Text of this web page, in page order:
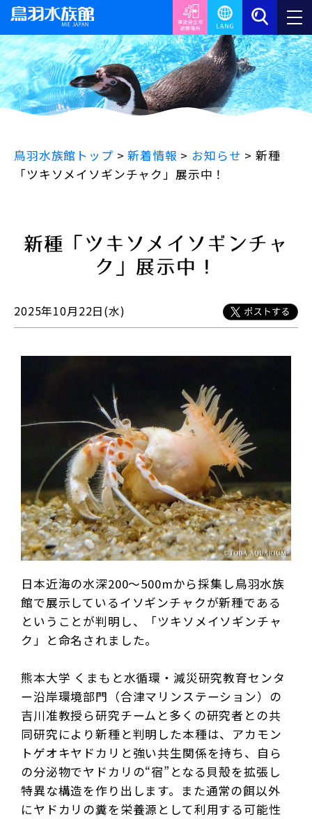
鳥羽水族館トップ >新着情報 > お知らせ >新種
「ツキソメイソギンチャク」展示中！
新種「ツキソメイソギンチャ
ク」展示中！
2025年10月22日(水)
日本近海の水深200〜500mから採集し鳥羽水族
館で展示しているイソギンチャクが新種である
ということが判明し、「ツキソメイソギンチャ
ク」と命名されました。
熊本大学 くまもと水循環・減災研究教育センタ
ー沿岸環境部門（合津マリンステーション）の
吉川准教授ら研究チームと多くの研究者との共
同研究により新種と判明した本種は、アカモン
トゲオキヤドカリと強い共生関係を持ち、自ら
の分泌物でヤドカリの“宿”となる貝殻を拡張し
特異な構造を作り出します。また通常の餌以外
にヤドカリの糞を栄養源として利用する可能性